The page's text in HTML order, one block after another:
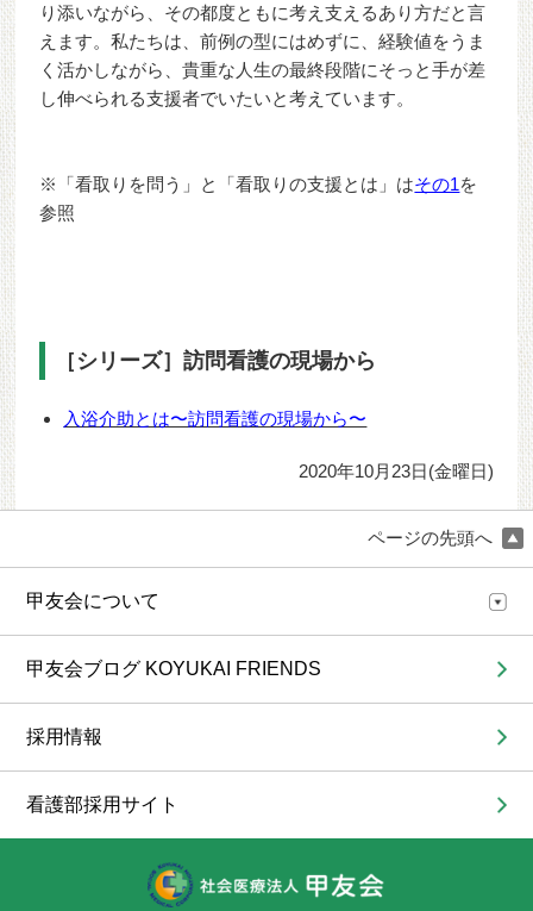
り添いながら、その都度ともに考え支えるあり方だと言
えます。私たちは、前例の型にはめずに、経験値をうま
く活かしながら、貴重な人生の最終段階にそっと手が差
し伸べられる支援者でいたいと考えています。
※「看取りを問う」と「看取りの支援とは」はその1を
参照
［シリーズ］訪問看護の現場から
入浴介助とは〜訪問看護の現場から〜
2020年10月23日(金曜日)
ページの先頭へ
甲友会について
甲友会ブログ KOYUKAI FRIENDS
採用情報
看護部採用サイト